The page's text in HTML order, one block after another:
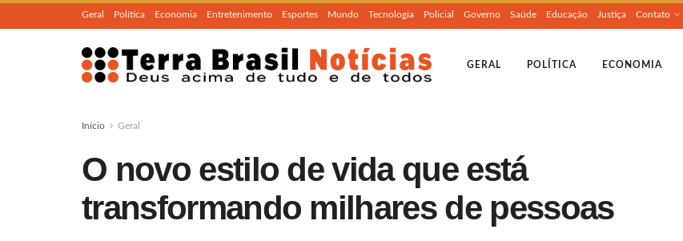
Geral Política Economia Entretenimento Esportes Mundo Tecnologia Policial Governo Saúde Educação Justiça Contato
GERAL POLÍTICA ECONOMIA
Início Geral
O novo estilo de vida que está
transformando milhares de pessoas